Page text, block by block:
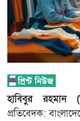
হাবিবুর রহমান
প্রতিবেদক: